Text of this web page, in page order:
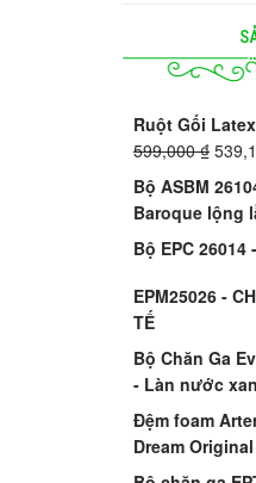
Ruột Gối Latex
599,000₫
Bộ ASBM
Baroque lộng
Bộ EPC 26014
EPM25026 -
TẾ
Bộ Chăn Ga
- Làn nước
Đệm foam
Dream Original